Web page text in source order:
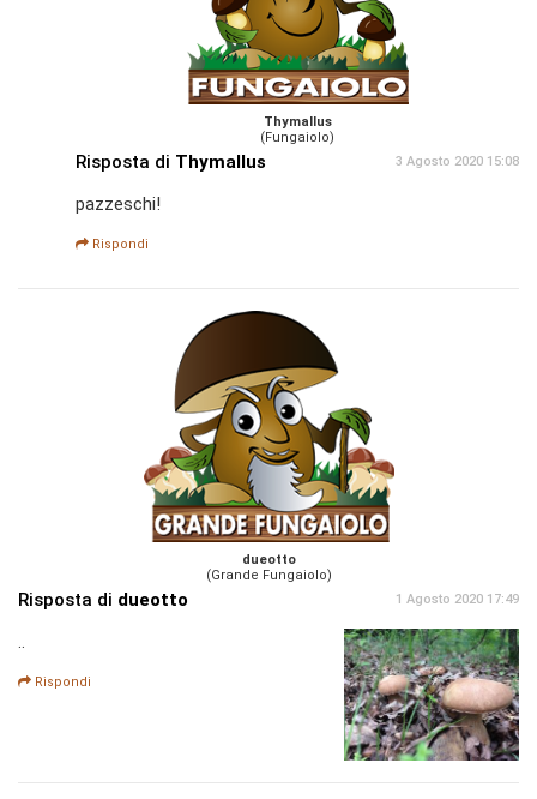
Thymallus
(Fungaiolo)
Risposta di Thymallus 3 Agosto 2020 15:08
pazzeschi!
Rispondi
dueotto
(Grande Fungaiolo)
Risposta di dueotto 1 Agosto 2020 17:49
..
Rispondi